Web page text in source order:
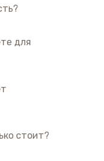
для
стоит?